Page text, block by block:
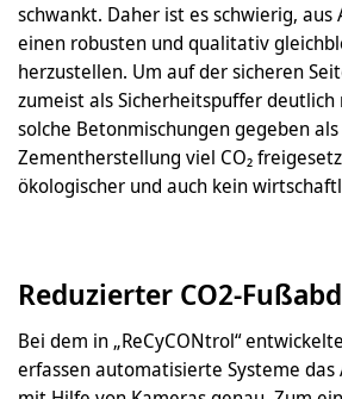
schwankt. Daher ist es schwierig,
einen robusten und qualitativ
herzustellen. Um auf der sicheren
zumeist als Sicherheitspuffer
solche Betonmischungen gegeben
Zementherstellung viel CO₂
ökologischer und auch kein
Reduzierter CO2-
Bei dem in „ReCyCONtrol“
erfassen automatisierte Systeme